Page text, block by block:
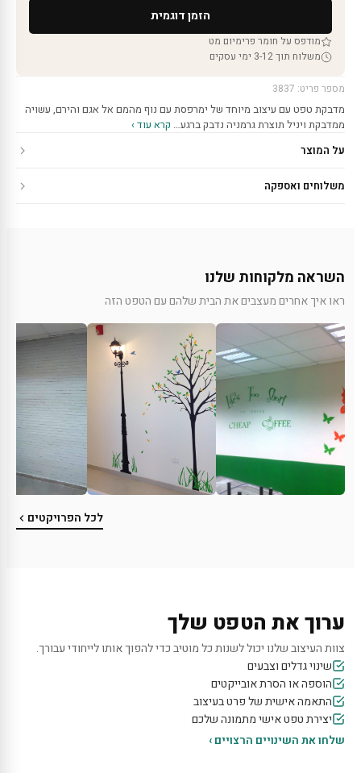
הזמן דוגמית
מודפס על חומר פרימיום מט
משלוח תוך 3-12 ימי עסקים
מספר פריט: 3837
מדבקת טפט עם עיצוב מיוחד של ימרפסת עם נוף מהמם אל אגם והירם, עשויה
ממדבקת ויניל תוצרת גרמניה נדבק ברגע… קרא עוד ›
על המוצר
משלוחים ואספקה
השראה מלקוחות שלנו
ראו איך אחרים מעצבים את הבית שלהם עם הטפט הזה
לכל הפרויקטים
ערוך את הטפט שלך
צוות העיצוב שלנו יכול לשנות כל מוטיב כדי להפוך אותו לייחודי עבורך.
שינוי גדלים וצבעים
הוספה או הסרת אובייקטים
התאמה אישית של פרט בעיצוב
יצירת טפט אישי מתמונה שלכם
שלחו את השינויים הרצויים ›